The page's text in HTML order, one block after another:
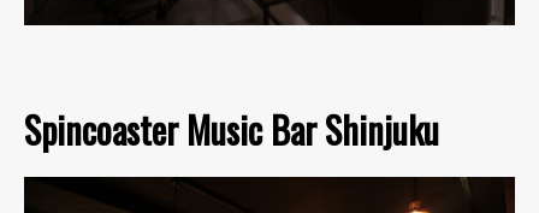
Spincoaster Music Bar Shinjuku